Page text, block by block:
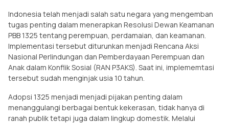
Indonesia telah menjadi salah satu negara yang mengemban
tugas penting dalam menerapkan Resolusi Dewan Keamanan
PBB 1325 tentang perempuan, perdamaian, dan keamanan.
Implementasi tersebut diturunkan menjadi Rencana Aksi
Nasional Perlindungan dan Pemberdayaan Perempuan dan
Anak dalam Konflik Sosial (RAN P3AKS). Saat ini, implememtasi
tersebut sudah menginjak usia 10 tahun.
Adopsi 1325 menjadi menjadi pijakan penting dalam
menanggulangi berbagai bentuk kekerasan, tidak hanya di
ranah publik tetapi juga dalam lingkup domestik. Melalui